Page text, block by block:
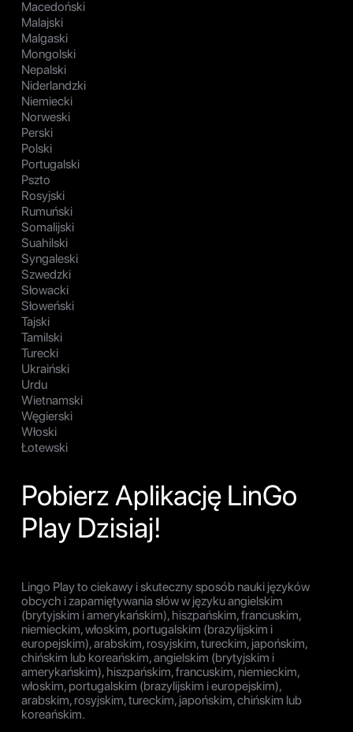
Macedoński
Malajski
Malgaski
Mongolski
Nepalski
Niderlandzki
Niemiecki
Norweski
Perski
Polski
Portugalski
Pszto
Rosyjski
Rumuński
Somalijski
Suahilski
Syngaleski
Szwedzki
Słowacki
Słoweński
Tajski
Tamilski
Turecki
Ukraiński
Urdu
Wietnamski
Węgierski
Włoski
Łotewski
Pobierz Aplikację LinGo
Play Dzisiaj!
Lingo Play to ciekawy i skuteczny sposób nauki języków
obcych i zapamiętywania słów w języku angielskim
(brytyjskim i amerykańskim), hiszpańskim, francuskim,
niemieckim, włoskim, portugalskim (brazylijskim i
europejskim), arabskim, rosyjskim, tureckim, japońskim,
chińskim lub koreańskim, angielskim (brytyjskim i
amerykańskim), hiszpańskim, francuskim, niemieckim,
włoskim, portugalskim (brazylijskim i europejskim),
arabskim, rosyjskim, tureckim, japońskim, chińskim lub
koreańskim.